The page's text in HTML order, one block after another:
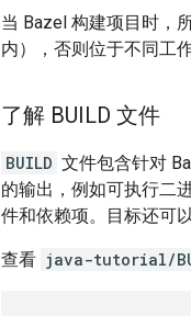
当 Bazel 构建项目时，
内），否则位于不同工
了解 BUILD 文件
BUILD 文件包含针对
的输出，例如可执行二
件和依赖项。目标还可
查看 java-tutorial/